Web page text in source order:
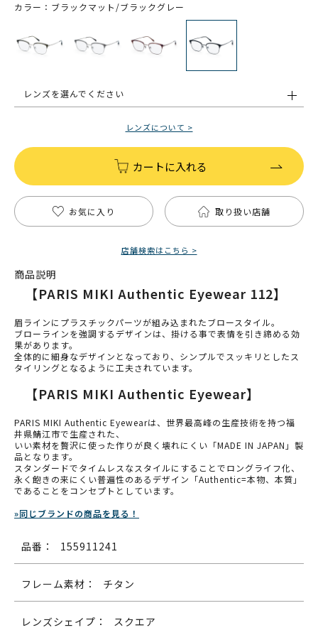
カラー：ブラックマット/ブラックグレー
レンズを選んでください
レンズについて >
カートに入れる
お気に入り 取り扱い店舗
店舗検索はこちら >
商品説明
【PARIS MIKI Authentic Eyewear 112】
眉ラインにプラスチックパーツが組み込まれたブロースタイル。
ブローラインを強調するデザインは、掛ける事で表情を引き締める効
果があります。
全体的に細身なデザインとなっており、シンプルでスッキリとしたス
タイリングとなるように工夫されています。
【PARIS MIKI Authentic Eyewear】
PARIS MIKI Authentic Eyewearは、世界最高峰の生産技術を持つ福
井県鯖江市で生産された、
いい素材を贅沢に使った作りが良く壊れにくい「MADE IN JAPAN」製
品となります。
スタンダードでタイムレスなスタイルにすることでロングライフ化、
永く飽きの来にくい普遍性のあるデザイン「Authentic=本物、本質」
であることをコンセプトとしています。
»同じブランドの商品を見る！
品番： 155911241
フレーム素材： チタン
レンズシェイプ： スクエア